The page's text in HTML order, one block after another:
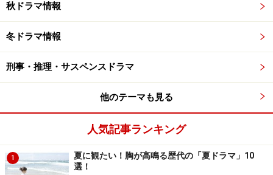
秋ドラマ情報
冬ドラマ情報
刑事・推理・サスペンスドラマ
他のテーマも見る
人気記事ランキング
1
夏に観たい！胸が高鳴る歴代の「夏ドラマ」10
選！